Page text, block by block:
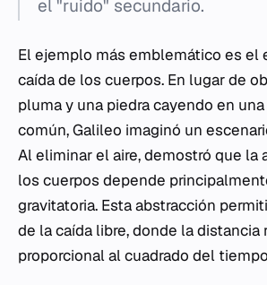
el "ruido" secundario.
El ejemplo más emblemático es el
caída de los cuerpos. En lugar de
pluma y una piedra cayendo en
común, Galileo imaginó un
Al eliminar el aire, demostró que la
los cuerpos depende
gravitatoria. Esta abstracción
de la caída libre, donde la distancia
proporcional al cuadrado del